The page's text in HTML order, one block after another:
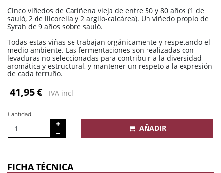
Cinco viñedos de Cariñena vieja de entre 50 y 80 años (1 de
sauló, 2 de llicorella y 2 argilo-calcárea). Un viñedo propio de
Syrah de 9 años sobre sauló.
Todas estas viñas se trabajan orgánicamente y respetando el
medio ambiente. Las fermentaciones son realizadas con
levaduras no seleccionadas para contribuir a la diversidad
aromática y estructural, y mantener un respeto a la expresión
de cada terruño.
41,95 € IVA incl.
Cantidad
AÑADIR
FICHA TÉCNICA